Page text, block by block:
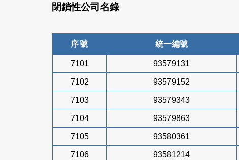
閉鎖性公司名錄
序號 統一編號
7101 93579131
7102 93579152
7103 93579343
7104 93579863
7105 93580361
7106 93581214